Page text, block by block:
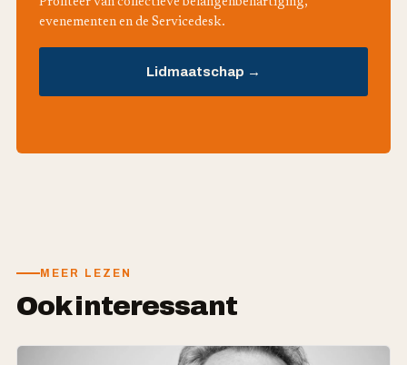
evenementen en de Servicedesk.
Lidmaatschap →
MEER LEZEN
Ook interessant